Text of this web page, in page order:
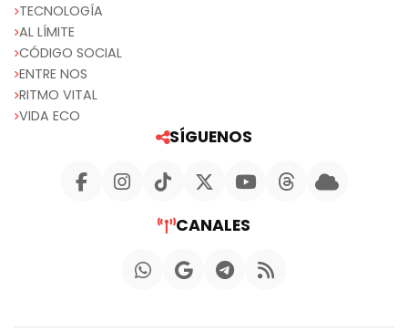
TECNOLOGÍA
AL LÍMITE
CÓDIGO SOCIAL
ENTRE NOS
RITMO VITAL
VIDA ECO
SÍGUENOS
CANALES